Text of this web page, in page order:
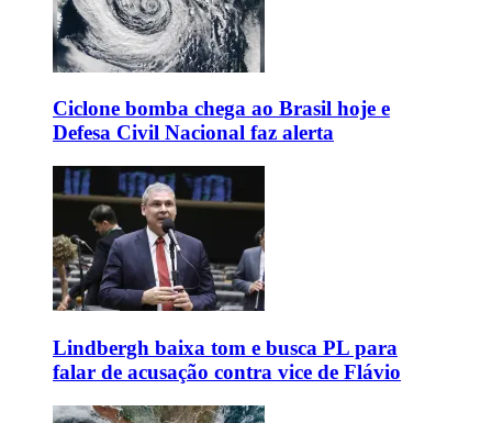
Ciclone bomba chega ao Brasil hoje e
Defesa Civil Nacional faz alerta
Lindbergh baixa tom e busca PL para
falar de acusação contra vice de Flávio